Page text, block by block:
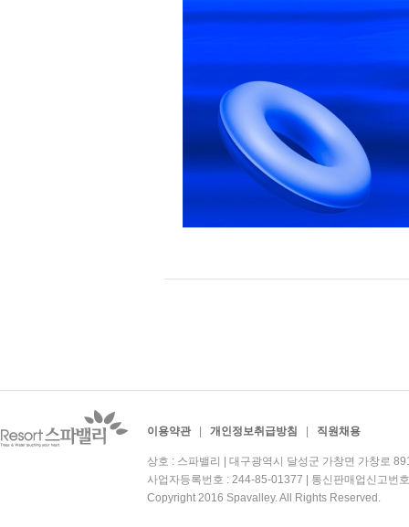
이용약관 개인정보취급방침 직원채용
상호 : 스파밸리 | 대구광역시 달성군 가창면 가창로
사업자등록번호 : 244-85-01377 | 통신판매업신고번
Copyright 2016 Spavalley. All Rights Reserved.